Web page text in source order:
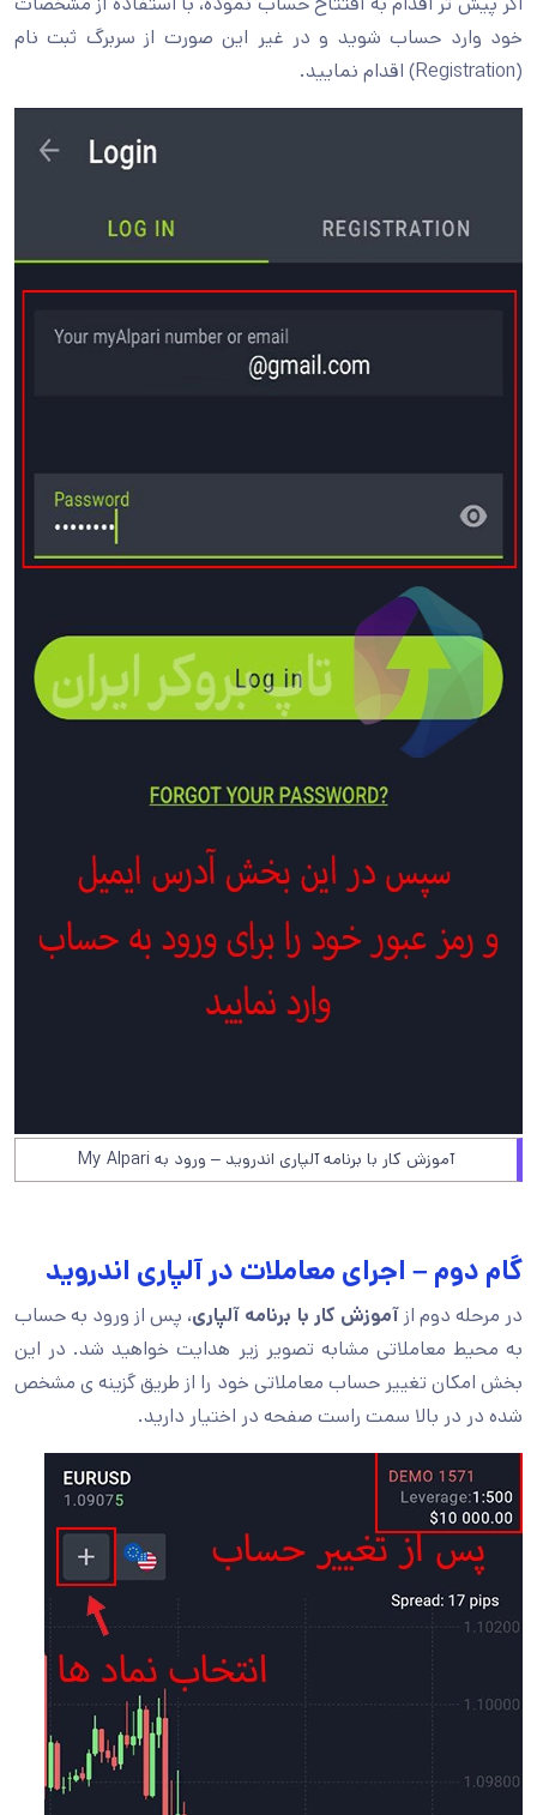
خود وارد حساب شوید و در غیر این صورت از سربرگ ثبت نام
(Registration) اقدام نمایید.
آموزش کار با برنامه آلپاری اندروید – ورود به My Alpari
گام دوم – اجرای معاملات در آلپاری اندروید
در مرحله دوم ازآموزش کار با برنامه آلپاری، پس از ورود به حساب
به محیط معاملاتی مشابه تصویر زیر هدایت خواهید شد. در این
بخش امکان تغییر حساب معاملاتی خود را از طریق گزینه ی مشخص
شده در در بالا سمت راست صفحه در اختیار دارید.